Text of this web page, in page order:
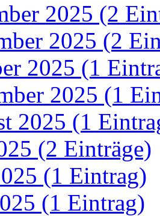
2025 (2
2025 (2
2025 (1
2025 (1
2025 (1
(2 Einträge)
(1 Eintrag)
(1 Eintrag)